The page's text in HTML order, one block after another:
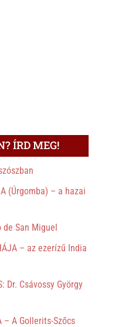
ÍRD MEG!
(Úrgomba) – a hazai
de San Miguel
– az ezerízű India
Dr. Csávossy György
– A Gollerits-Szőcs